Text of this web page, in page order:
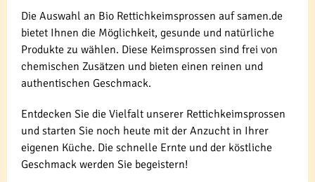
Die Auswahl an Bio Rettichkeimsprossen auf samen.de
bietet Ihnen die Möglichkeit, gesunde und natürliche
Produkte zu wählen. Diese Keimsprossen sind frei von
chemischen Zusätzen und bieten einen reinen und
authentischen Geschmack.
Entdecken Sie die Vielfalt unserer Rettichkeimsprossen
und starten Sie noch heute mit der Anzucht in Ihrer
eigenen Küche. Die schnelle Ernte und der köstliche
Geschmack werden Sie begeistern!